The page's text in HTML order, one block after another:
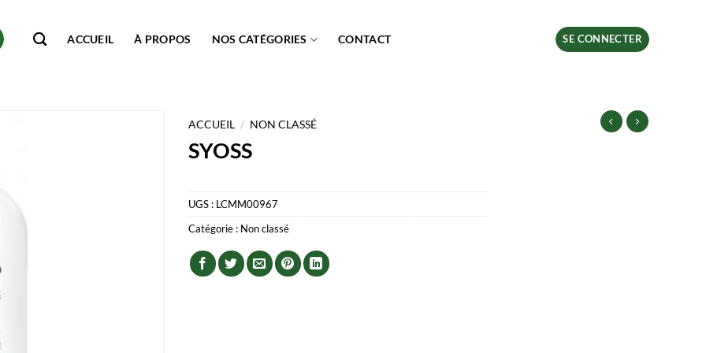
ACCUEIL À PROPOS NOS CATÉGORIES CONTACT SE CONNECTER
ACCUEIL / NON CLASSÉ
SYOSS
UGS : LCMM00967
Catégorie : Non classé